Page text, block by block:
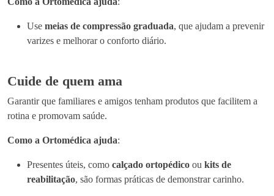
Use meias de compressão graduada, que ajudam a prevenir
varizes e melhorar o conforto diário.
Cuide de quem ama
Garantir que familiares e amigos tenham produtos que facilitem a
rotina e promovam saúde.
Como a Ortomédica ajuda:
Presentes úteis, como calçado ortopédico ou kits de
reabilitação, são formas práticas de demonstrar carinho.